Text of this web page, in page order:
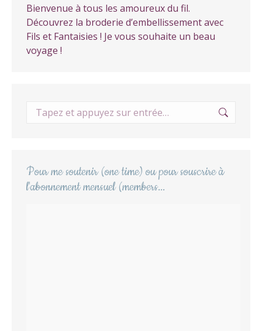
Bienvenue à tous les amoureux du fil.
Découvrez la broderie d’embellissement avec
Fils et Fantaisies ! Je vous souhaite un beau
voyage !
Recherche
Pour me soutenir (one time) ou pour souscrire à
l'abonnement mensuel (members...